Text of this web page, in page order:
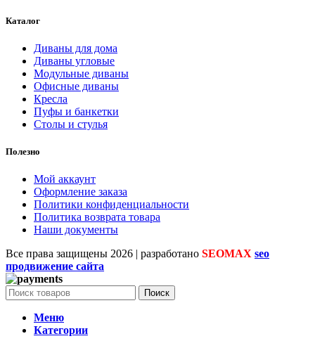
Каталог
Диваны для дома
Диваны угловые
Модульные диваны
Офисные диваны
Кресла
Пуфы и банкетки
Столы и стулья
Полезно
Мой аккаунт
Оформление заказа
Политики конфиденциальности
Политика возврата товара
Наши документы
Все права защищены 2026 | разработано SEOMAX seo
продвижение сайта
Поиск
Меню
Категории